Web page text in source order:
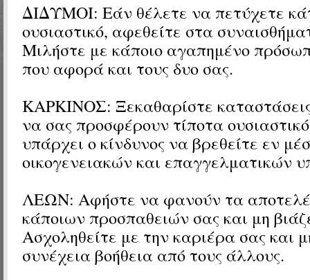
ΔΙΔΥΜΟΙ: Εάν θέλετε να πετύχετε
ουσιαστικό, αφεθείτε στα
Μιλήστε με κάποιο αγαπημένο
που αφορά και τους δυο σας.
ΚΑΡΚΙΝΟΣ: Ξεκαθαρίστε
να σας προσφέρουν τίποτα
υπάρχει ο κίνδυνος να βρεθείτε εν
οικογενειακών και επαγγελματικών
ΛΕΩΝ: Αφήστε να φανούν τα
κάποιων προσπαθειών σας και μη
Ασχοληθείτε με την καριέρα σας και
συνέχεια βοήθεια από τους άλλους.